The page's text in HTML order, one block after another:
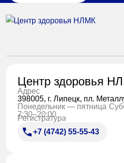
Центр здоровья
Адрес
398005, г. Липецк, пл.
Понедельник — пятница
7:30–20:00
Регистратура
+7 (4742) 55-55-43